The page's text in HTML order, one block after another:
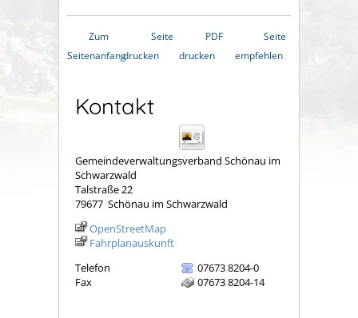
Zum
Seitenanfang
Seite
drucken
PDF
drucken
Seite
empfehlen
Kontakt
Gemeindeverwaltungsverband Schönau im
Schwarzwald
Talstraße 22
79677 Schönau im Schwarzwald
OpenStreetMap
Fahrplanauskunft
Telefon
07673 8204-0
Fax
07673 8204-14